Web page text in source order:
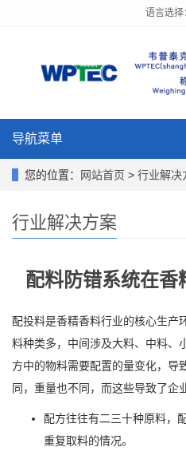
语言选择
导航菜单
您的位置： 网站首页 > 行业解决
行业解决方案
配料防错系统在香
配投料是香精香料行业的核心生产
料种类多，中间涉及大料、中料、
方中的物料需要配置的量变化，导
同，重量也不同，而这些导致了企
配方往往有二三十种原料，
重复取料的情况。